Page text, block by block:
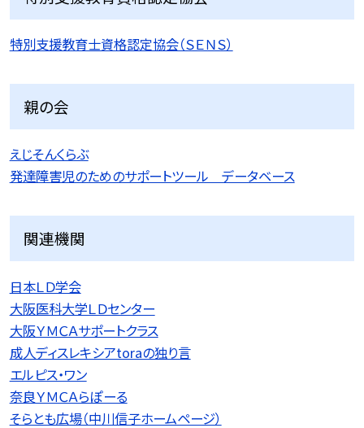
特別支援教育士資格認定協会（ＳＥＮＳ）
親の会
えじそんくらぶ
発達障害児のためのサポートツール データベース
関連機関
日本ＬＤ学会
大阪医科大学ＬＤセンター
大阪ＹＭＣＡサポートクラス
成人ディスレキシアtoraの独り言
エルピス・ワン
奈良ＹＭＣＡらぽーる
そらとも広場（中川信子ホームページ）